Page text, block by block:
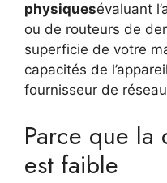
physiquesévaluant
ou de routeurs de
superficie de votre
capacités de
fournisseur de
Parce que la
est faible